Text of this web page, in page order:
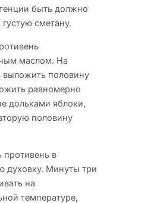
быть должно
сметану.
маслом. На
выложить половину
равномерно
дольками яблоки,
половину
противень в
духовку. Минуты три
на
температуре,